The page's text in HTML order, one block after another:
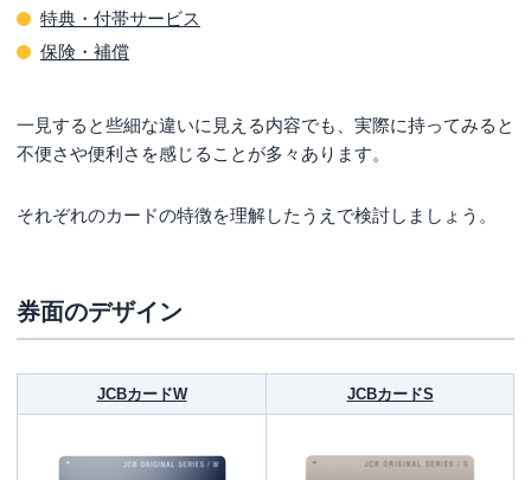
特典・付帯サービス
保険・補償
一見すると些細な違いに見える内容でも、実際に持ってみると
不便さや便利さを感じることが多々あります。
それぞれのカードの特徴を理解したうえで検討しましょう。
券面のデザイン
JCBカードW JCBカードS